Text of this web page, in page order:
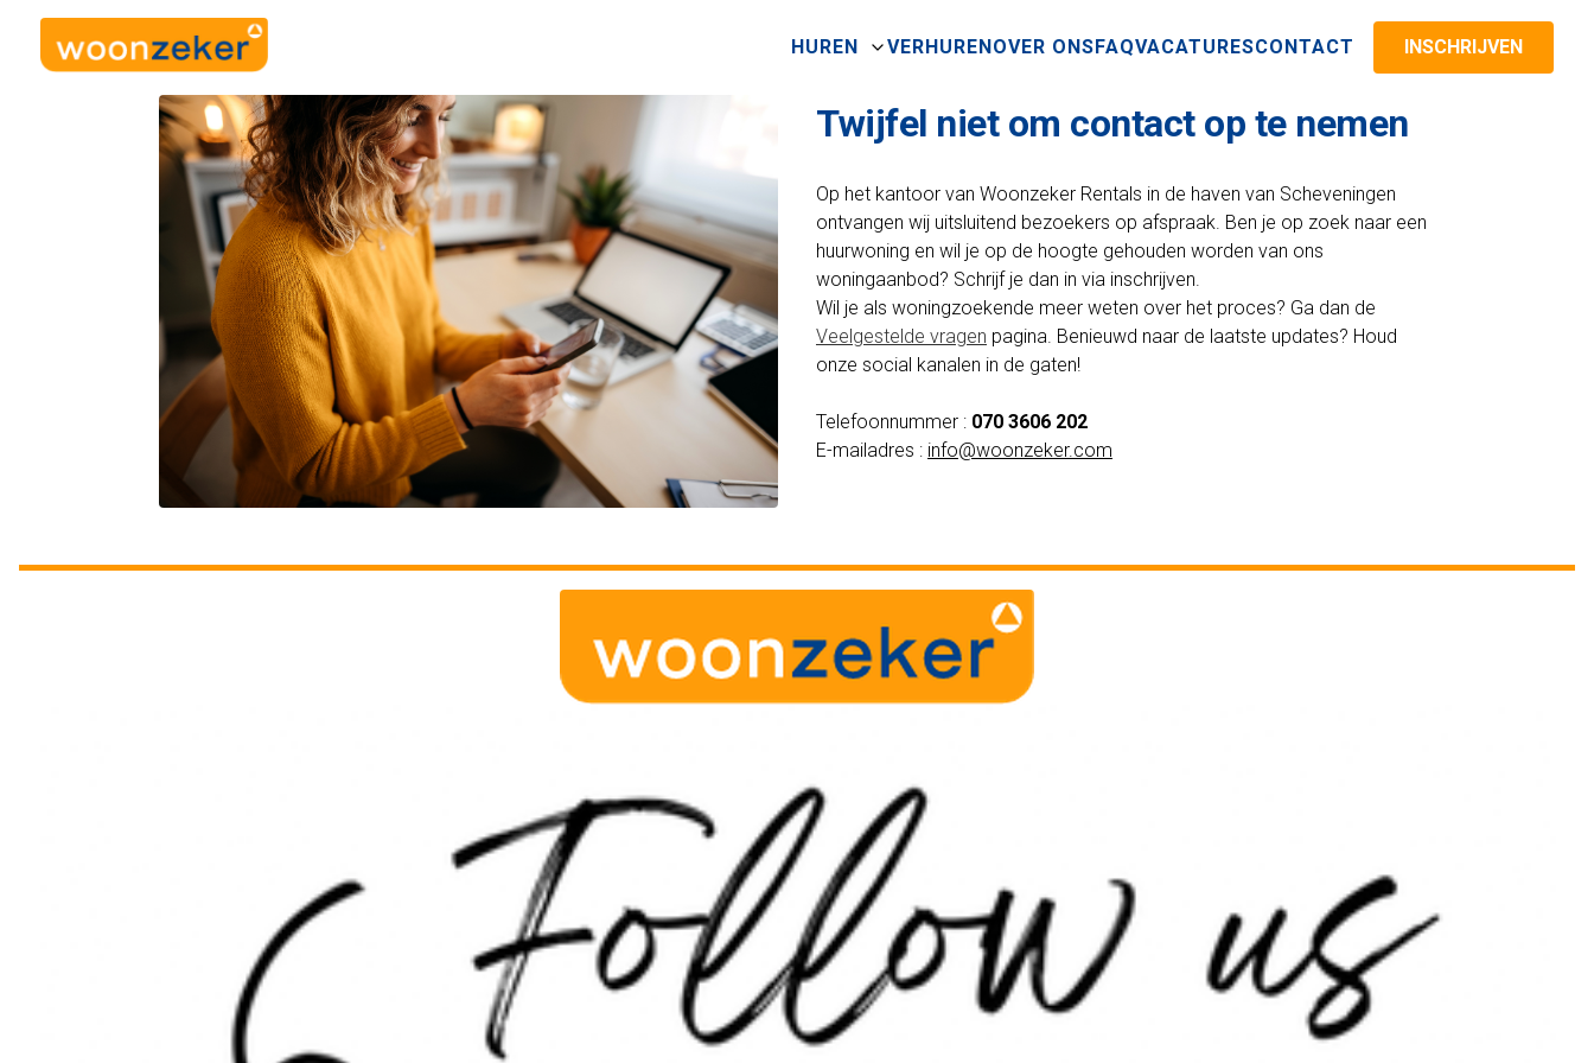
HUREN VERHURENOVER ONSFAQVACATURESCONTACT INSCHRIJVEN
Twijfel niet om contact op te nemen
Op het kantoor van Woonzeker Rentals in de haven van Scheveningen
ontvangen wij uitsluitend bezoekers op afspraak. Ben je op zoek naar een
huurwoning en wil je op de hoogte gehouden worden van ons
woningaanbod? Schrijf je dan in via inschrijven.
Wil je als woningzoekende meer weten over het proces? Ga dan de
Veelgestelde vragen pagina. Benieuwd naar de laatste updates? Houd
onze social kanalen in de gaten!
Telefoonnummer : 070 3606 202
E-mailadres : info@woonzeker.com